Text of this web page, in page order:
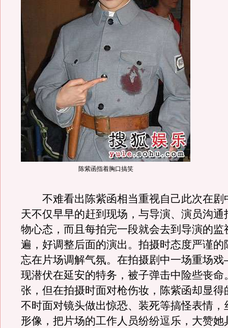
陈紫函指着胸口搞笑
不难看出陈紫函相当重视自己此次在剧
天不仅早早的赶到现场，与导演、演员沟通
物心态，而且每拍完一段就会去到导演的监
遍，好调整后面的演出。拍摄时态度严谨的
忘在片场调解气氛。在拍摄剧中一场重场
现潜伏在延安的特务，被子弹击中险些丧命
张，但在拍摄时面对枪伤妆，陈紫函却显得
不时面对镜头做出惊恐、装死等搞怪表情，
形像，把片场的工作人员纷纷逗乐，大赞她